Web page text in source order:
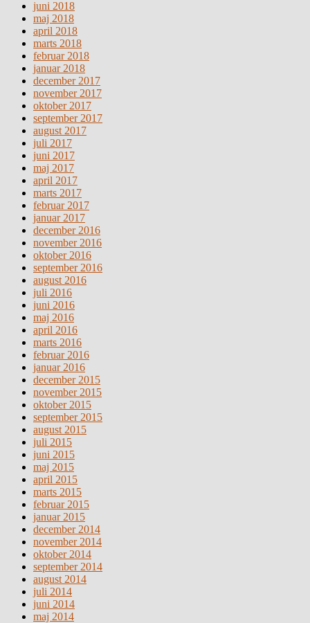
juni 2018
maj 2018
april 2018
marts 2018
februar 2018
januar 2018
december 2017
november 2017
oktober 2017
september 2017
august 2017
juli 2017
juni 2017
maj 2017
april 2017
marts 2017
februar 2017
januar 2017
december 2016
november 2016
oktober 2016
september 2016
august 2016
juli 2016
juni 2016
maj 2016
april 2016
marts 2016
februar 2016
januar 2016
december 2015
november 2015
oktober 2015
september 2015
august 2015
juli 2015
juni 2015
maj 2015
april 2015
marts 2015
februar 2015
januar 2015
december 2014
november 2014
oktober 2014
september 2014
august 2014
juli 2014
juni 2014
maj 2014